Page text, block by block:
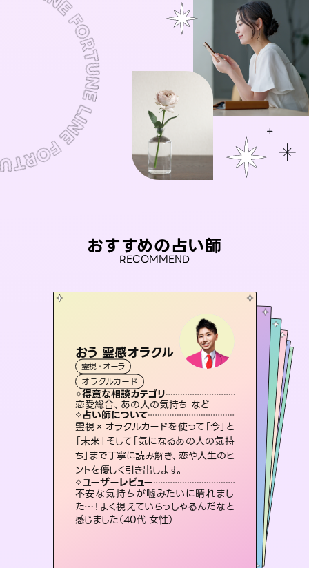
おすすめの占い師
RECOMMEND
おう 霊感オラクル
霊視・オーラ
オラクルカード
得意な相談カテゴリ
恋愛総合、あの人の気持ち など
占い師について
霊視×オラクルカードを使って「今」と
「未来」そして「気になるあの人の気持
ち」まで丁寧に読み解き、恋や人生のヒ
ントを優しく引き出します。
ユーザーレビュー
不安な気持ちが嘘みたいに晴れまし
た…！よく視えていらっしゃるんだなと
感じました（40代 女性）
アイリス -iris-
西洋占星術
ルーン
得意な相談カテゴリ
恋愛総合、片想い、二人の未来 など
占い師について
復縁、恋愛、不倫の行方、同性愛や片
思い、仕事関係や借金問題まで知りた
いことや心の負担になっていることを
紐解き、背中をそっと押して導きます。
ユーザーレビュー
安心感のあり、言い切ってくれる所や濁
さない鑑定のおかげで、毎回自分の気
持ちを整えられます（30代 男性）
彗望
霊視・オーラ
スピリチュアル・リーディング
得意な相談カテゴリ
片想い、あの人の気持ち、復縁 など
占い師について
3,700年以上の歴史を持つ東洋最古の
占術「易占」で詳細まで占い、幸せへ向
かう道筋を示します。厳しい結果にも具
体的な対策をお伝えします。
ユーザーレビュー
複雑な背景もしっかり聞いて鑑定して
いただけました。気持ちが楽になりまし
た（50代 女性）
とうげんみう
霊視・オーラ
スピリチュアル・リーディング
得意な相談カテゴリ
片想い、あの人の気持ち、復縁 など
占い師について
恋愛のお悩みの中でも特に「曖昧な関係」の相談を得意としており、友達以上恋人未満なお相手との今後や本音を丁寧に読み解き恋愛成就へと導きます。
ユーザーレビュー
鑑定していただいてアドバイス通りに行
動すると仲が復活してきました。ありが
とうございました（40代 女性）
未来視師＊花
スピリチュアル・リーディング
得意な相談カテゴリ
出逢い、片想い、復縁 など
占い師について
未来には何パターンもの選択肢があり
ます。不安で視えにくくなっているあな
たの素敵な未来を見つけ、その未来を
選択できるようアドバイスします。
ユーザーレビュー
職場の人の性質や人間関係、本心など
本当によく視えていてびっくり。対策が
打てて前向きになれます（40代）
霊視・オーラ タロット
スピリチュアル・リーディング
得意な相談カテゴリ
片想い、二人の未来、年の差 など
占い師について
連絡再開、復縁、成就などの報告実績
多数。セラピストとして2万超の施術経
験があるからこそできる鑑定で、より良
い未来をサポートします。
ユーザーレビュー
とても心温まる鑑定でした。しかもこち
らは何も言っていないのに視えていらっ
しゃるんだなと驚きです（30代女性）